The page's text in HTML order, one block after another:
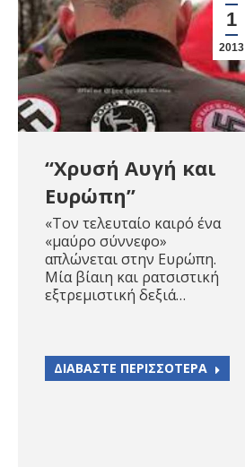
1
2013
“Χρυσή Αυγή και
Ευρώπη”
«Τον τελευταίο καιρό ένα
«μαύρο σύννεφο»
απλώνεται στην Ευρώπη.
Μία βίαιη και ρατσιστική
εξτρεμιστική δεξιά…
ΔΙΑΒΑΣΤΕ ΠΕΡΙΣΣΟΤΕΡΑ